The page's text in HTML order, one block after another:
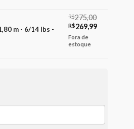
R$260,00.
m - 6/14 lbs -
R$275,00
O
preço
original
R$269,99O
Fora de
estoque